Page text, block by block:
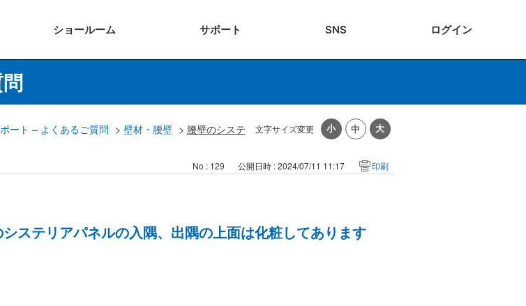
ショールーム サポート SNS ログイン
文字サイズ変更
ート – よくあるご質問 > 壁材・腰壁 > 腰壁のシステ
No : 129 公開日時 : 2024/07/11 11:17 印刷
ステリアパネルの入隅、出隅の上面は化粧してあります